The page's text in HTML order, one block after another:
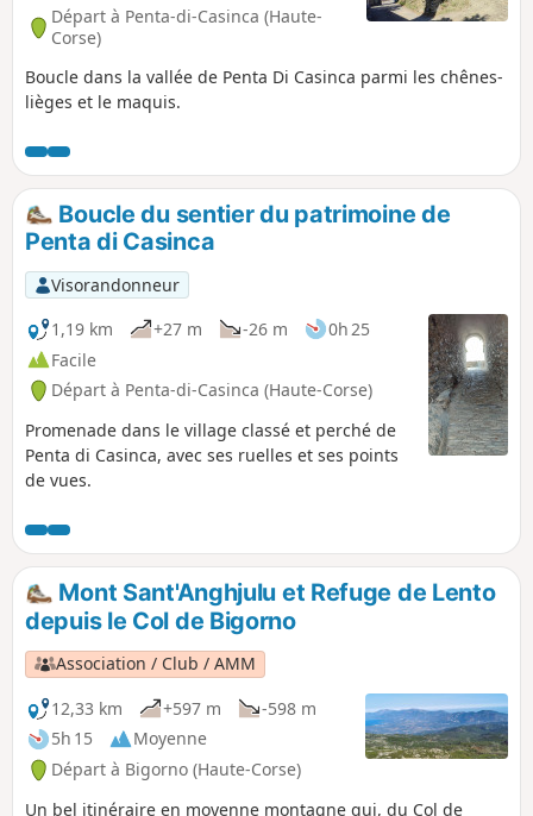
Départ à Penta-di-Casinca (Haute-
Corse)
Boucle dans la vallée de Penta Di Casinca parmi les chênes-
lièges et le maquis.
Boucle du sentier du patrimoine de
Penta di Casinca
Visorandonneur
1,19 km
+27 m -26 m
0h 25
Facile
Départ à Penta-di-Casinca (Haute-Corse)
Promenade dans le village classé et perché de
Penta di Casinca, avec ses ruelles et ses points
de vues.
Mont Sant'Anghjulu et Refuge de Lento
depuis le Col de Bigorno
Association / Club / AMM
12,33 km
+597 m
-598 m
5h 15
Moyenne
Départ à Bigorno (Haute-Corse)
Un bel itinéraire en moyenne montagne qui, du Col de